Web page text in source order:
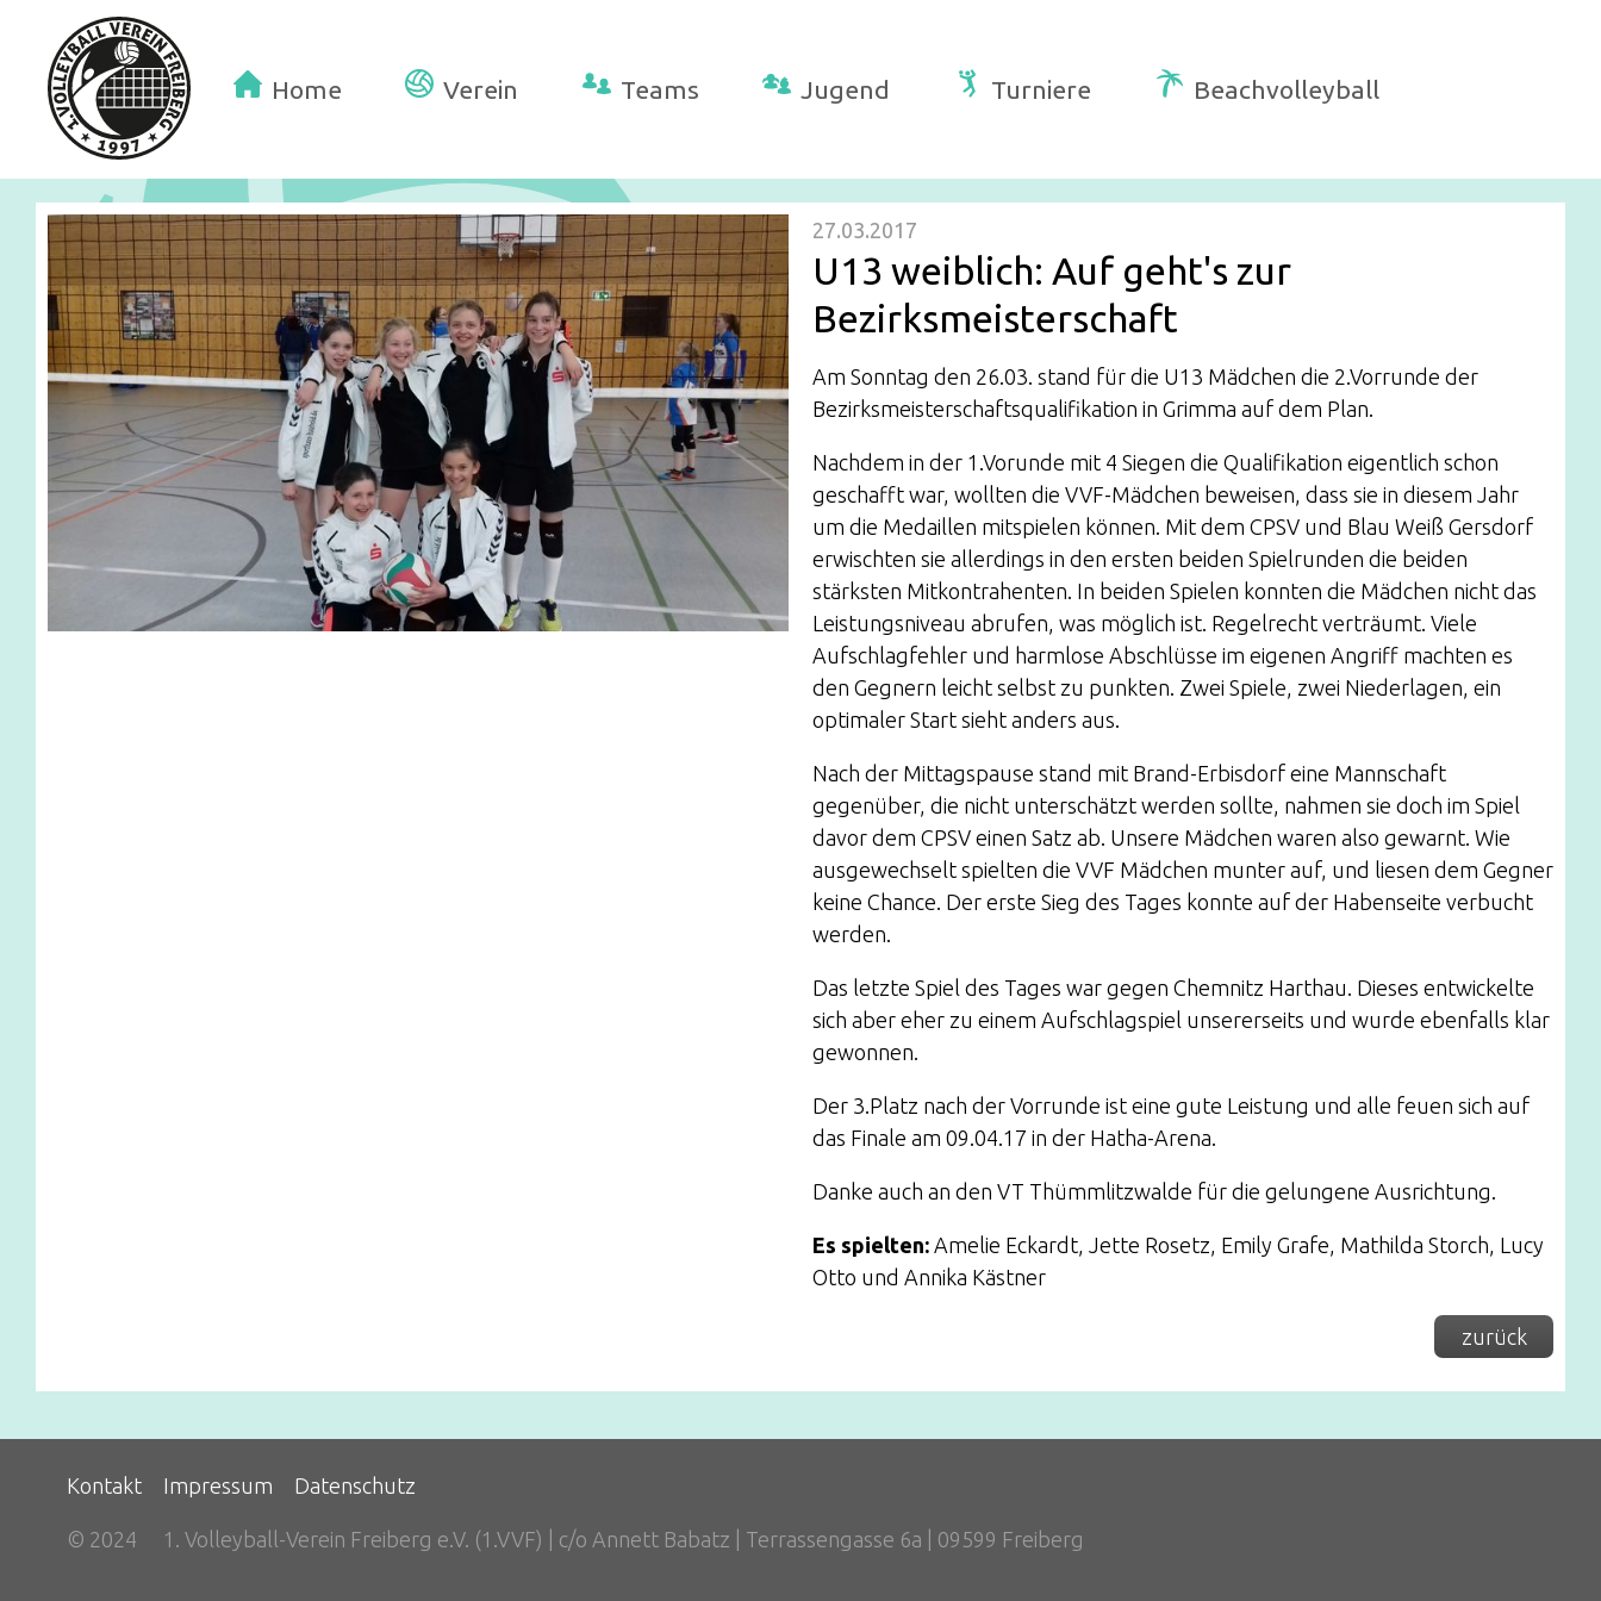
Home Verein Teams Jugend Turniere Beachvolleyball
27.03.2017
U13 weiblich: Auf geht's zur
Bezirksmeisterschaft
Am Sonntag den 26.03. stand für die U13 Mädchen die 2.Vorrunde der
Bezirksmeisterschaftsqualifikation in Grimma auf dem Plan.
Nachdem in der 1.Vorunde mit 4 Siegen die Qualifikation eigentlich schon
geschafft war, wollten die VVF-Mädchen beweisen, dass sie in diesem Jahr
um die Medaillen mitspielen können. Mit dem CPSV und Blau Weiß Gersdorf
erwischten sie allerdings in den ersten beiden Spielrunden die beiden
stärksten Mitkontrahenten. In beiden Spielen konnten die Mädchen nicht das
Leistungsniveau abrufen, was möglich ist. Regelrecht verträumt. Viele
Aufschlagfehler und harmlose Abschlüsse im eigenen Angriff machten es
den Gegnern leicht selbst zu punkten. Zwei Spiele, zwei Niederlagen, ein
optimaler Start sieht anders aus.
Nach der Mittagspause stand mit Brand-Erbisdorf eine Mannschaft
gegenüber, die nicht unterschätzt werden sollte, nahmen sie doch im Spiel
davor dem CPSV einen Satz ab. Unsere Mädchen waren also gewarnt. Wie
ausgewechselt spielten die VVF Mädchen munter auf, und liesen dem Gegner
keine Chance. Der erste Sieg des Tages konnte auf der Habenseite verbucht
werden.
Das letzte Spiel des Tages war gegen Chemnitz Harthau. Dieses entwickelte
sich aber eher zu einem Aufschlagspiel unsererseits und wurde ebenfalls klar
gewonnen.
Der 3.Platz nach der Vorrunde ist eine gute Leistung und alle feuen sich auf
das Finale am 09.04.17 in der Hatha-Arena.
Danke auch an den VT Thümmlitzwalde für die gelungene Ausrichtung.
Es spielten: Amelie Eckardt, Jette Rosetz, Emily Grafe, Mathilda Storch, Lucy
Otto und Annika Kästner
zurück
Kontakt Impressum Datenschutz
© 2024 1. Volleyball-Verein Freiberg e.V. (1.VVF) | c/o Annett Babatz | Terrassengasse 6a | 09599 Freiberg